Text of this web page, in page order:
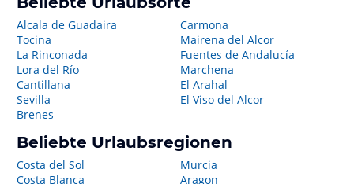
Alcala de Guadaira
Tocina
La Rinconada
Lora del Río
Cantillana
Sevilla
Brenes
Carmona
Mairena del Alcor
Fuentes de Andalucía
Marchena
El Arahal
El Viso del Alcor
Beliebte Urlaubsregionen
Costa del Sol
Costa Blanca
Murcia
Aragon